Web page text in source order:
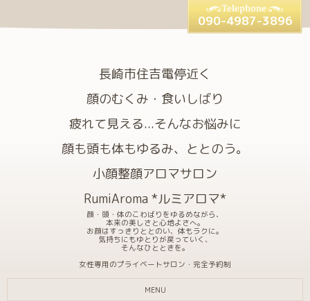
長崎市住吉電停近く
顔のむくみ・食いしばり
疲れて見える...そんなお悩みに
顔も頭も体もゆるみ、ととのう。
小顔整顔アロマサロン
RumiAroma *ルミアロマ*
顔・頭・体のこわばりをゆるめながら、
本来の美しさと心地よさへ。
お顔はすっきりととのい、体もラクに。
気持ちにもゆとりが戻っていく、
そんなひとときを。
女性専用のプライベートサロン・完全予約制
090-4987-3896
MENU